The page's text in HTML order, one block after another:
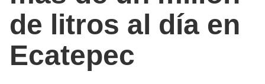
de litros al día en
Ecatepec